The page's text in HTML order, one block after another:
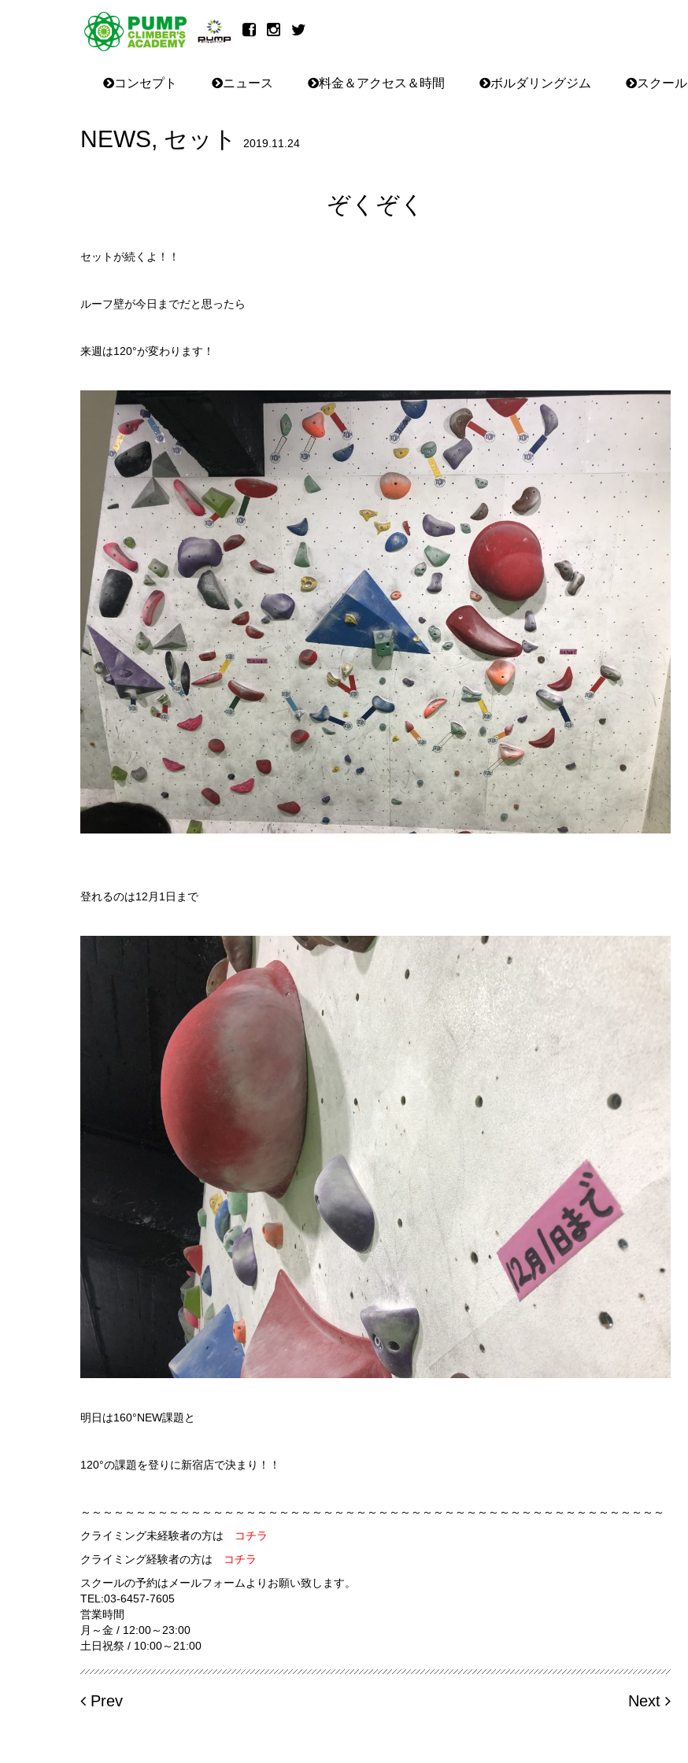
コンセプト ニュース 料金＆アクセス＆時間 ボルダリングジム スクール
NEWS, セット 2019.11.24
ぞくぞく
セットが続くよ！！
ルーフ壁が今日までだと思ったら
来週は120°が変わります！
登れるのは12月1日まで
明日は160°NEW課題と
120°の課題を登りに新宿店で決まり！！
～～～～～～～～～～～～～～～～～～～～～～～～～～～～～～～～～～～～～～～～～～～～～～～～～～～～～
クライミング未経験者の方は
コチラ
クライミング経験者の方は
コチラ
スクールの予約はメールフォームよりお願い致します。
TEL:03-6457-7605
営業時間
月～金 / 12:00～23:00
土日祝祭 / 10:00～21:00
Prev Next